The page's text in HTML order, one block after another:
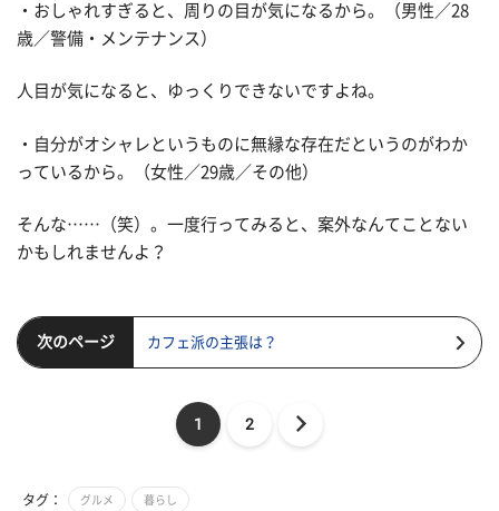
・おしゃれすぎると、周りの目が気になるから。（男性／28
歳／警備・メンテナンス）
人目が気になると、ゆっくりできないですよね。
・自分がオシャレというものに無縁な存在だというのがわか
っているから。（女性／29歳／その他）
そんな……（笑）。一度行ってみると、案外なんてことない
かもしれませんよ？
次のページ カフェ派の主張は？
1 2
タグ： グルメ 暮らし